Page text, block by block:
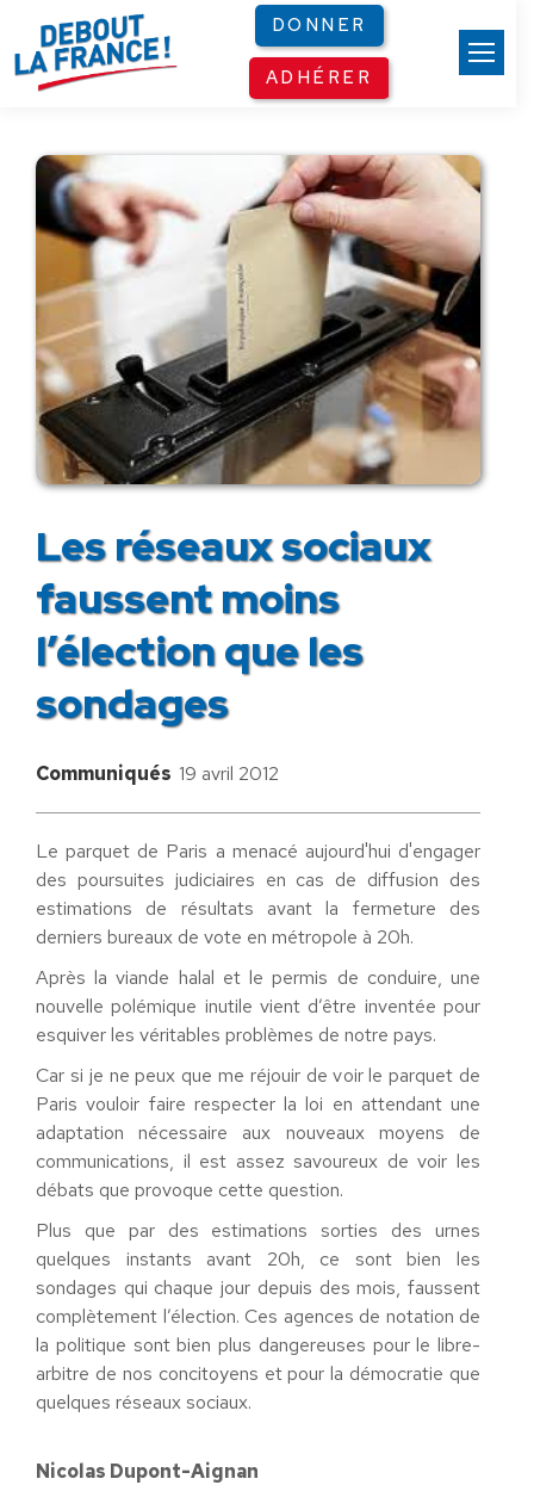
DONNER
ADHÉRER
Les réseaux sociaux
faussent moins
l’élection que les
sondages
Communiqués 19 avril 2012
Le parquet de Paris a menacé aujourd'hui d'engager
des poursuites judiciaires en cas de diffusion des
estimations de résultats avant la fermeture des
derniers bureaux de vote en métropole à 20h.
Après la viande halal et le permis de conduire, une
nouvelle polémique inutile vient d’être inventée pour
esquiver les véritables problèmes de notre pays.
Car si je ne peux que me réjouir de voir le parquet de
Paris vouloir faire respecter la loi en attendant une
adaptation nécessaire aux nouveaux moyens de
communications, il est assez savoureux de voir les
débats que provoque cette question.
Plus que par des estimations sorties des urnes
quelques instants avant 20h, ce sont bien les
sondages qui chaque jour depuis des mois, faussent
complètement l’élection. Ces agences de notation de
la politique sont bien plus dangereuses pour le libre-
arbitre de nos concitoyens et pour la démocratie que
quelques réseaux sociaux.
Nicolas Dupont-Aignan
Panneau de gestion des cookies